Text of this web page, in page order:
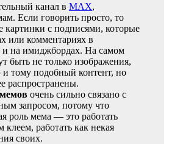
канал в MAX,
Если говорить просто, то
картинки с подписями, которые
или комментариях в
и на имиджбордах. На самом
быть не только изображения,
тому подобный контент, но
распространены.
мемов очень сильно связано с
запросом, потому что
роль мема — это работать
работать как некая
своих.